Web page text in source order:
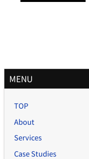
MENU
TOP
About
Services
Case Studies
月
別
記
事